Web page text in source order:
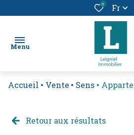
0 Fr
Menu
Accueil Vente Sens
Retour aux résultats